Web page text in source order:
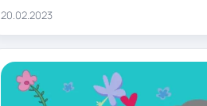
20.02.2023